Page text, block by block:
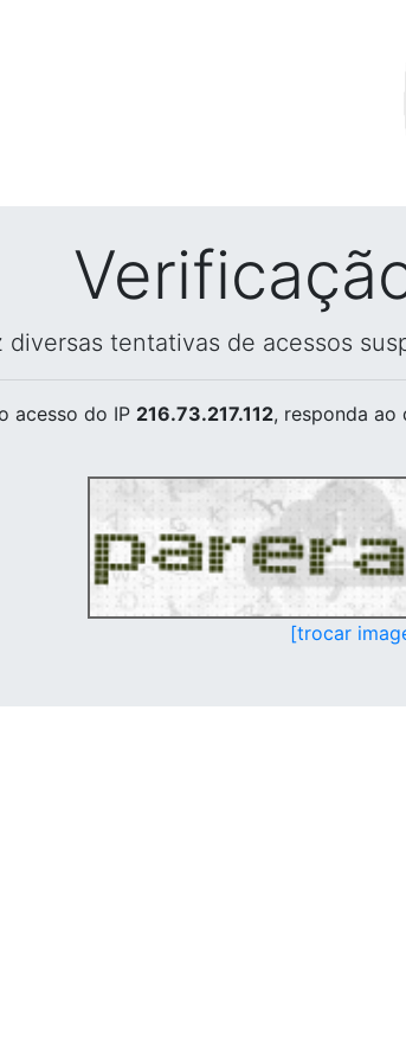
diversas tentativas de acessos
acesso do IP 216.73.217.112, responda ao
[trocar